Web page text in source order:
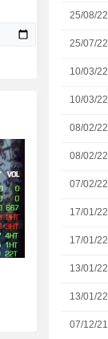
25/08/22
25/07/22
10/03/22
10/03/22
08/02/22
08/02/22
07/02/22
17/01/22
17/01/22
13/01/22
13/01/22
07/12/21